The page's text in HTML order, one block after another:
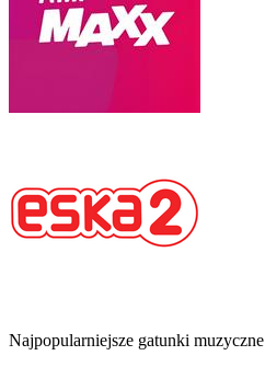
Najpopularniejsze gatunki muzyczne